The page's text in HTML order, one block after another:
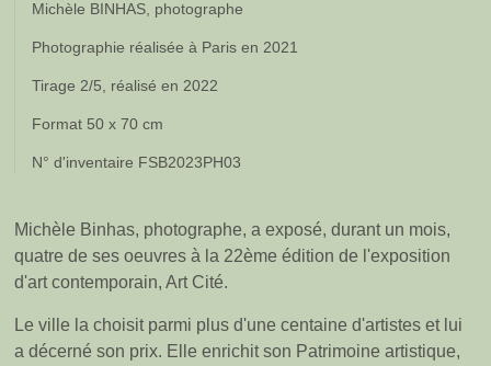
Michèle BINHAS, photographe
Photographie réalisée à Paris en 2021
Tirage 2/5, réalisé en 2022
Format 50 x 70 cm
N° d'inventaire FSB2023PH03
Michèle Binhas, photographe, a exposé, durant un mois,
quatre de ses oeuvres à la 22ème édition de l'exposition
d'art contemporain, Art Cité.
Le ville la choisit parmi plus d'une centaine d'artistes et lui
a décerné son prix. Elle enrichit son Patrimoine artistique,